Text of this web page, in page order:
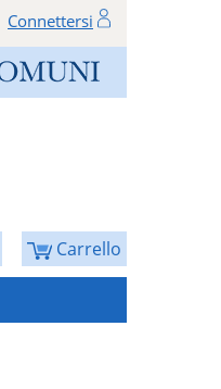
Connettersi
Carrello